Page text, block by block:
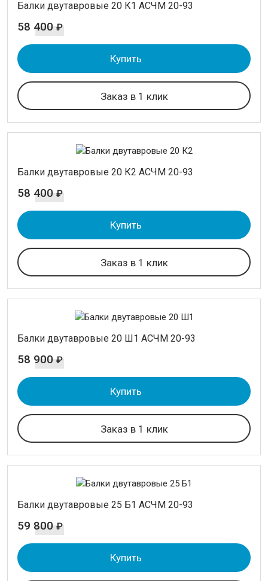
Балки двутавровые 20 К1 АСЧМ 20-93
58 400 ₽
Купить
Заказ в 1 клик
Балки двутавровые 20 К2 АСЧМ 20-93
58 400 ₽
Купить
Заказ в 1 клик
Балки двутавровые 20 Ш1 АСЧМ 20-93
58 900 ₽
Купить
Заказ в 1 клик
Балки двутавровые 25 Б1 АСЧМ 20-93
59 800 ₽
Купить